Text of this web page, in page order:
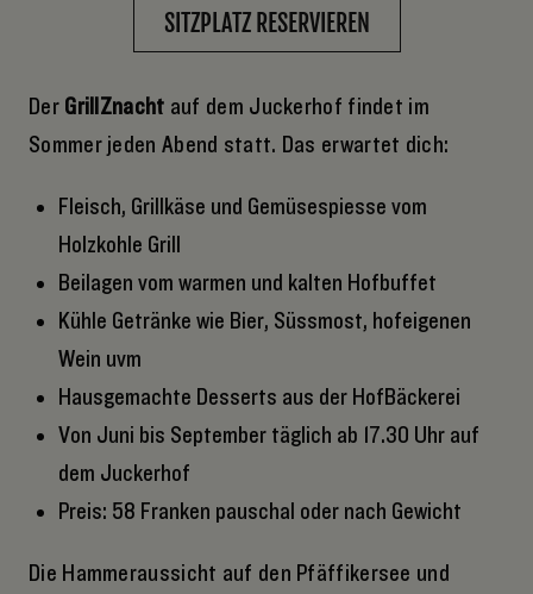
SITZPLATZ RESERVIEREN
Der GrillZnacht auf dem Juckerhof findet im
Sommer jeden Abend statt. Das erwartet dich:
Fleisch, Grillkäse und Gemüsespiesse vom
Holzkohle Grill
Beilagen vom warmen und kalten Hofbuffet
Kühle Getränke wie Bier, Süssmost, hofeigenen
Wein uvm
Hausgemachte Desserts aus der HofBäckerei
Von Juni bis September täglich ab 17.30 Uhr auf
dem Juckerhof
Preis: 58 Franken pauschal oder nach Gewicht
Die Hammeraussicht auf den Pfäffikersee und